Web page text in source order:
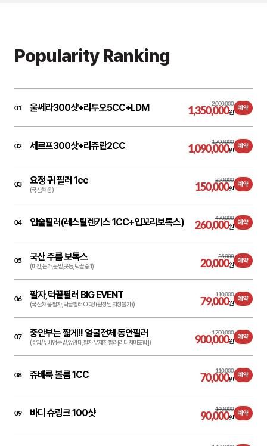
Popularity Ranking
01 울쎄라300샷+리투오5CC+LDM 2,000,000
1,350,000원
예약
02 세르프300샷+리쥬란2CC 1,700,000
1,090,000원
예약
03 요정 귀 필러 1cc
(국산/채움)
250,000
150,000원
예약
04 입술필러(레스틸렌키스 1CC+입꼬리보톡스) 470,000
260,000원
예약
05 국산 주름 보톡스
(미간,눈가,눈밑,콧등,턱끝 중 1)
35,000
20,000원
예약
06 팔자,턱끝필러 BIG EVENT
(국산/채움 팔자,턱끝필러 CC당 (원장님 지정불가))
110,000
79,000원
예약
07 중안부는 짧게!! 얼굴전체 동안필러
(수입/쥬비덤 눈밑,앞광대,팔자 무제한필러[리터치미포함])
1,700,000
900,000원
예약
08 쥬베룩 볼륨 1CC 110,000
70,000원
예약
09 바디 슈링크 100샷 140,000
90,000원
예약